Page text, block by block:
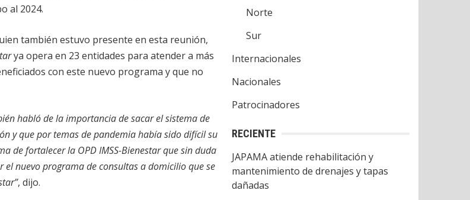
al 2024.
también estuvo presente en esta reunión,
ya opera en 23 entidades para atender a más
con este nuevo programa y que no
habló de la importancia de sacar el sistema de
y que por temas de pandemia había sido difícil su
de fortalecer la OPD IMSS-Bienestar que sin duda
nuevo programa de consultas a domicilio que se
, dijo.
Norte
Sur
Internacionales
Nacionales
Patrocinadores
RECIENTE
JAPAMA atiende rehabilitación y
mantenimiento de drenajes y tapas
dañadas